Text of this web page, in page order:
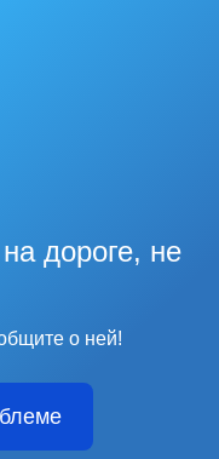
дороге, не
о ней!